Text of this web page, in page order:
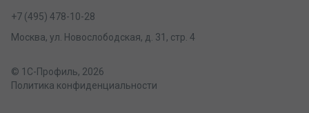
+7 (495) 478-10-28
Москва, ул. Новослободская, д. 31, стр. 4
© 1С-Профиль, 2026
Политика конфиденциальности